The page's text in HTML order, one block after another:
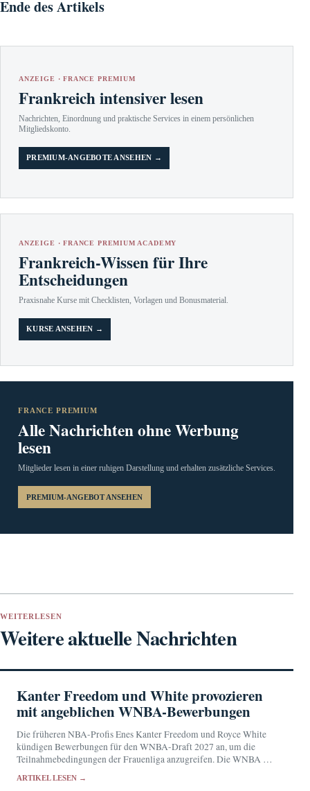
Ende des Artikels
ANZEIGE · FRANCE PREMIUM
Frankreich intensiver lesen
Nachrichten, Einordnung und praktische Services in einem persönlichen
Mitgliedskonto.
PREMIUM-ANGEBOTE ANSEHEN →
ANZEIGE · FRANCE PREMIUM ACADEMY
Frankreich-Wissen für Ihre
Entscheidungen
Praxisnahe Kurse mit Checklisten, Vorlagen und Bonusmaterial.
KURSE ANSEHEN →
FRANCE PREMIUM
Alle Nachrichten ohne Werbung
lesen
Mitglieder lesen in einer ruhigen Darstellung und erhalten zusätzliche Services.
PREMIUM-ANGEBOT ANSEHEN
WEITERLESEN
Weitere aktuelle Nachrichten
Kanter Freedom und White provozieren
mit angeblichen WNBA-Bewerbungen
Die früheren NBA-Profis Enes Kanter Freedom und Royce White
kündigen Bewerbungen für den WNBA-Draft 2027 an, um die
Teilnahmebedingungen der Frauenliga anzugreifen. Die WNBA hat
ARTIKEL LESEN →